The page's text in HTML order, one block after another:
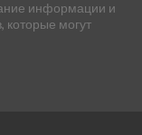
информации и
которые могут